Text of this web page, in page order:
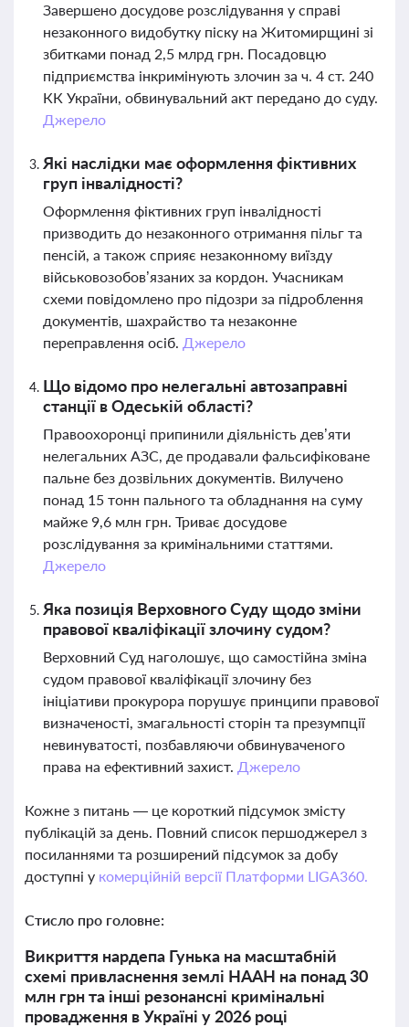
Завершено досудове розслідування у справі
незаконного видобутку піску на Житомирщині зі
збитками понад 2,5 млрд грн. Посадовцю
підприємства інкримінують злочин за ч. 4 ст. 240
КК України, обвинувальний акт передано до суду.
Джерело
Які наслідки має оформлення фіктивних
груп інвалідності?
Оформлення фіктивних груп інвалідності
призводить до незаконного отримання пільг та
пенсій, а також сприяє незаконному виїзду
військовозобов’язаних за кордон. Учасникам
схеми повідомлено про підозри за підроблення
документів, шахрайство та незаконне
переправлення осіб. Джерело
Що відомо про нелегальні автозаправні
станції в Одеській області?
Правоохоронці припинили діяльність дев’яти
нелегальних АЗС, де продавали фальсифіковане
пальне без дозвільних документів. Вилучено
понад 15 тонн пального та обладнання на суму
майже 9,6 млн грн. Триває досудове
розслідування за кримінальними статтями.
Джерело
Яка позиція Верховного Суду щодо зміни
правової кваліфікації злочину судом?
Верховний Суд наголошує, що самостійна зміна
судом правової кваліфікації злочину без
ініціативи прокурора порушує принципи правової
визначеності, змагальності сторін та презумпції
невинуватості, позбавляючи обвинуваченого
права на ефективний захист. Джерело
Кожне з питань — це короткий підсумок змісту
публікацій за день. Повний список першоджерел з
посиланнями та розширений підсумок за добу
доступні у комерційній версії Платформи LIGA360.
Стисло про головне:
Викриття нардепа Гунька на масштабній
схемі привласнення землі НААН на понад 30
млн грн та інші резонансні кримінальні
провадження в Україні у 2026 році